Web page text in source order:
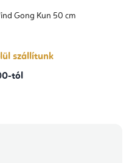
Gong Kun 50 cm
szállítunk
tól